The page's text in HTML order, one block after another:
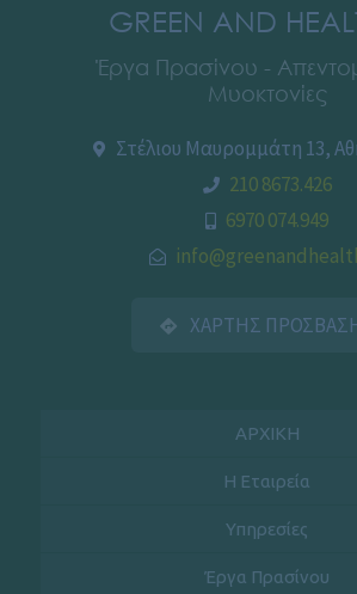
GREEN AND
Έργα Πρασίνου -
Μυοκτονίες
Στέλιου Μαυρομμάτη 13,
210 8673.426
6970 074.949
ΧΑΡΤΗΣ
ΑΡΧΙΚΗ
Η Εταιρεία
Υπηρεσίες
Έργα Πρασίνου